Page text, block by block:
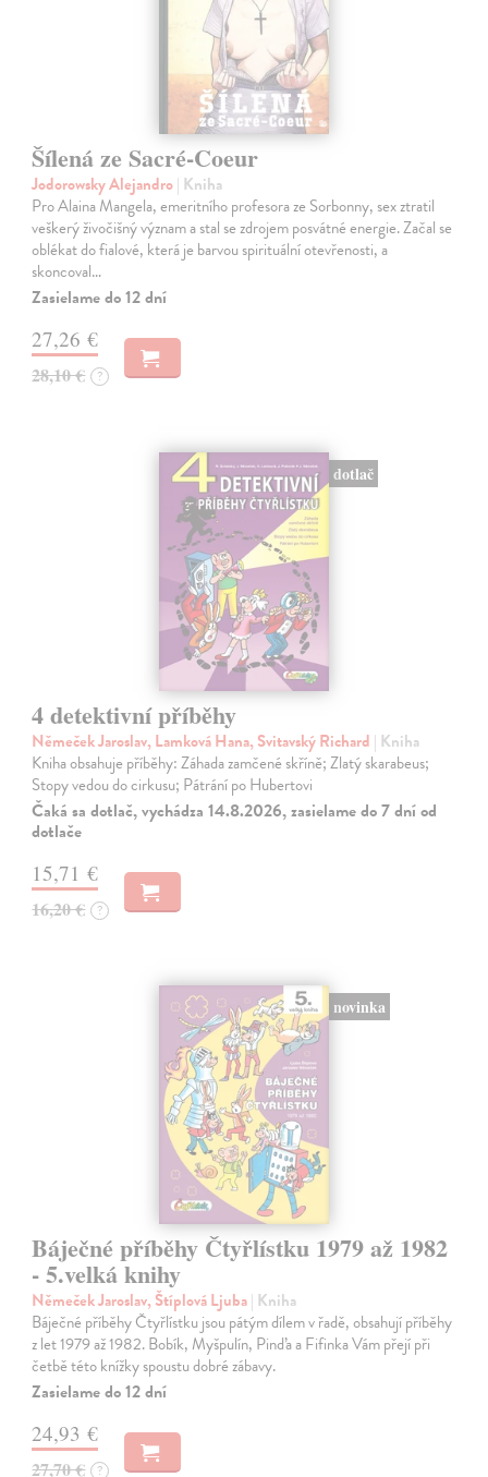
Šílená ze Sacré-Coeur
Jodorowsky Alejandro| Kniha
Pro Alaina Mangela, emeritního profesora ze Sorbonny, sex ztratil
veškerý živočišný význam a stal se zdrojem posvátné energie. Začal se
oblékat do fialové, která je barvou spirituální otevřenosti, a
skoncoval…
Zasielame do 12 dní
27,26 €
28,10 € ?
dotlač
4 detektivní příběhy
Němeček Jaroslav, Lamková Hana, Svitavský Richard | Kniha
Kniha obsahuje příběhy: Záhada zamčené skříně; Zlatý skarabeus;
Stopy vedou do cirkusu; Pátrání po Hubertovi
Čaká sa dotlač, vychádza 14.8.2026, zasielame do 7 dní od
dotlače
15,71 €
16,20 € ?
novinka
Báječné příběhy Čtyřlístku 1979 až 1982
- 5.velká knihy
Němeček Jaroslav, Štíplová Ljuba| Kniha
Báječné příběhy Čtyřlístku jsou pátým dílem v řadě, obsahují příběhy
z let 1979 až 1982. Bobík, Myšpulín, Pinďa a Fifinka Vám přejí při
četbě této knížky spoustu dobré zábavy.
Zasielame do 12 dní
24,93 €
27,70 € ?